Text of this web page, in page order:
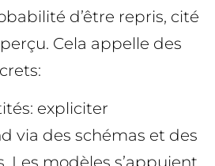
d’être repris, cité
Cela appelle des
expliciter
via des schémas et des
Les modèles s’appuient